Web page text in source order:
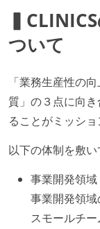
ついて
「業務生産性の
質」の３点に向
ることがミッショ
以下の体制を敷い
事業開発領域
事業開発領
スモールチー